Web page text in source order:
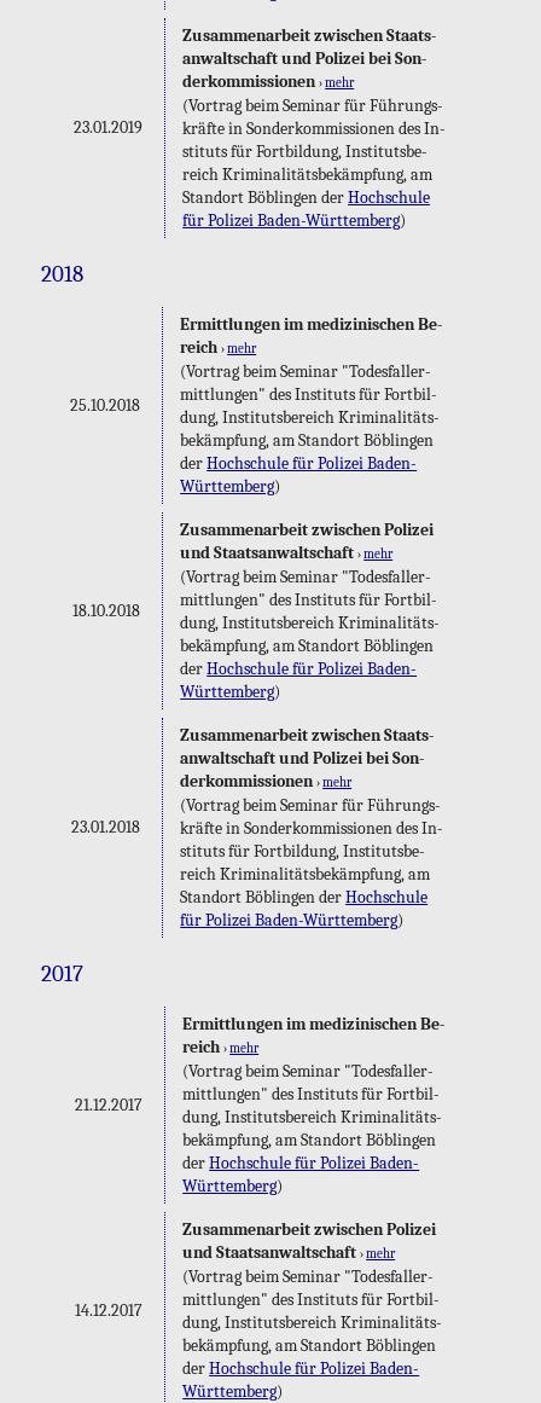
23.01.2019
Zu­sam­men­ar­beit zwi­schen Staats­
an­walt­schaft und Po­li­zei bei Son­
der­kom­mis­sio­nen ›mehr
(Vor­trag beim Se­mi­nar für Füh­rungs­
kräf­te in Son­der­kom­mis­sio­nen des In­
sti­tuts für Fort­bil­dung, In­sti­tuts­be­
reich Kri­mi­na­li­täts­be­kämp­fung, am
Stand­ort Böb­lin­gen derHoch­schu­le
für Po­li­zei Ba­den-Würt­tem­berg)
2018
25.10.2018
Er­mitt­lun­gen im me­di­zi­ni­schen Be­
reich ›mehr
(Vor­trag beim Se­mi­nar "To­des­fall­er­
mitt­lun­gen" des In­sti­tuts für Fort­bil­
dung, In­sti­tuts­be­reich Kri­mi­na­li­täts­
be­kämp­fung, am Stand­ort Böb­lin­gen
derHoch­schu­le für Po­li­zei Ba­den-
Würt­tem­berg)
18.10.2018
Zu­sam­men­ar­beit zwi­schen Po­li­zei
und Staats­an­walt­schaft ›mehr
(Vor­trag beim Se­mi­nar "To­des­fall­er­
mitt­lun­gen" des In­sti­tuts für Fort­bil­
dung, In­sti­tuts­be­reich Kri­mi­na­li­täts­
be­kämp­fung, am Stand­ort Böb­lin­gen
derHoch­schu­le für Po­li­zei Ba­den-
Würt­tem­berg)
23.01.2018
Zu­sam­men­ar­beit zwi­schen Staats­
an­walt­schaft und Po­li­zei bei Son­
der­kom­mis­sio­nen ›mehr
(Vor­trag beim Se­mi­nar für Füh­rungs­
kräf­te in Son­der­kom­mis­sio­nen des In­
sti­tuts für Fort­bil­dung, In­sti­tuts­be­
reich Kri­mi­na­li­täts­be­kämp­fung, am
Stand­ort Böb­lin­gen derHoch­schu­le
für Po­li­zei Ba­den-Würt­tem­berg)
2017
21.12.2017
Er­mitt­lun­gen im me­di­zi­ni­schen Be­
reich ›mehr
(Vor­trag beim Se­mi­nar "To­des­fall­er­
mitt­lun­gen" des In­sti­tuts für Fort­bil­
dung, In­sti­tuts­be­reich Kri­mi­na­li­täts­
be­kämp­fung, am Stand­ort Böb­lin­gen
derHoch­schu­le für Po­li­zei Ba­den-
Würt­tem­berg)
14.12.2017
Zu­sam­men­ar­beit zwi­schen Po­li­zei
und Staats­an­walt­schaft ›mehr
(Vor­trag beim Se­mi­nar "To­des­fall­er­
mitt­lun­gen" des In­sti­tuts für Fort­bil­
dung, In­sti­tuts­be­reich Kri­mi­na­li­täts­
be­kämp­fung, am Stand­ort Böb­lin­gen
derHoch­schu­le für Po­li­zei Ba­den-
Würt­tem­berg)